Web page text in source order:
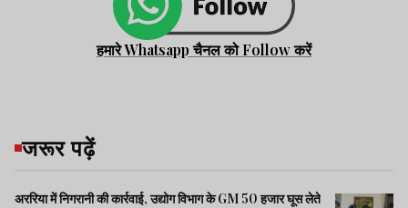
हमारे Whatsapp चैनल को Follow करें
जरूर पढ़ें
अररिया में निगरानी की कार्रवाई, उद्योग विभाग के GM 50 हजार घूस लेते